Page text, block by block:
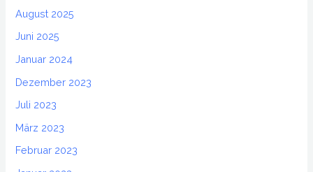
August 2025
Juni 2025
Januar 2024
Dezember 2023
Juli 2023
März 2023
Februar 2023